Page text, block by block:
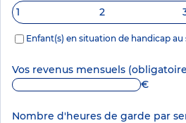
1
2
Enfant(s) en situation de handicap au
Vos revenus mensuels
€
Nombre d'heures de garde par